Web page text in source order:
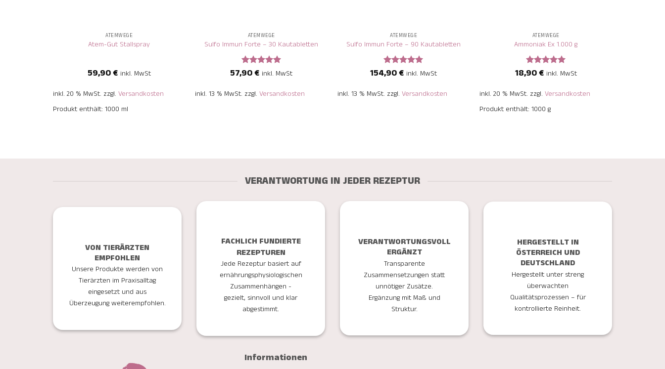
ATEMWEGE
Atem-Gut Stallspray
59,90€ inkl. MwSt
inkl. 20 % MwSt. zzgl. Versandkosten
Produkt enthält: 1000 ml
ATEMWEGE
Sulfo Immun Forte – 30 Kautabletten
Bewertet
57,90€ inkl. MwSt
inkl. 13 % MwSt. zzgl.Versandkosten
ATEMWEGE
Sulfo Immun Forte – 90 Kautabletten
Bewertet
mit
154,90€ inkl. MwSt
inkl. 13 % MwSt. zzgl. Versandkosten
ATEMWEGE
Ammoniak Ex 1.000 g
Bewertet
18,90€ inkl. MwSt
inkl. 20 % MwSt. zzgl.Versandkosten
Produkt enthält: 1000g
VERANTWORTUNG IN JEDER REZEPTUR
VON TIERÄRZTEN
EMPFOHLEN
Unsere Produkte werden von
Tierärzten im Praxisalltag
eingesetzt und aus
Überzeugung weiterempfohlen.
FACHLICH FUNDIERTE
REZEPTUREN
Jede Rezeptur basiert auf
ernährungsphysiologischen
Zusammenhängen -
gezielt, sinnvoll und klar
abgestimmt.
VERANTWORTUNGSVOLL
ERGÄNZT
Transparente
Zusammensetzungen statt
unnötiger Zusätze.
Ergänzung mit Maß und
Struktur.
HERGESTELLT IN
ÖSTERREICH UND
DEUTSCHLAND
Hergestellt unter streng
überwachten
Qualitätsprozessen – für
kontrollierte Reinheit.
Informationen